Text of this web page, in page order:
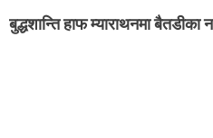
बुद्धशान्ति हाफ म्याराथनमा